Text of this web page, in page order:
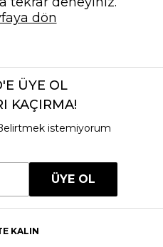
dön
ÜYE OL
KAÇIRMA!
istemiyorum
ÜYE OL
KALIN